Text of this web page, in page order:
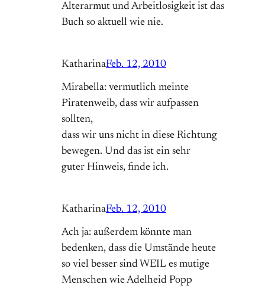
Alterarmut und Arbeitlosigkeit ist das
Buch so aktuell wie nie.
KatharinaFeb. 12, 2010
Mirabella: vermutlich meinte
Piratenweib, dass wir aufpassen
sollten,
dass wir uns nicht in diese Richtung
bewegen. Und das ist ein sehr
guter Hinweis, finde ich.
KatharinaFeb. 12, 2010
Ach ja: außerdem könnte man
bedenken, dass die Umstände heute
so viel besser sind WEIL es mutige
Menschen wie Adelheid Popp